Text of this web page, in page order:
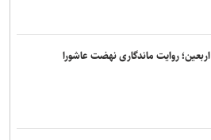
اربعین؛ روایت ماندگاری نهضت عاشورا